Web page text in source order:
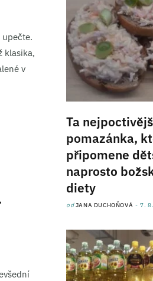
upečte.
klasika,
v
Ta
pomazánka,
připomene
naprosto
diety
odJANA DUCHOŇOVÁ 7.